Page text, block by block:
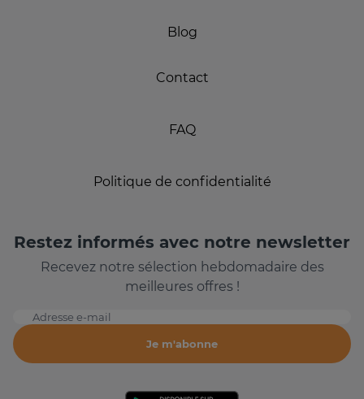
Blog
Contact
FAQ
Politique de confidentialité
Restez informés avec notre newsletter
Recevez notre sélection hebdomadaire des
meilleures offres !
Adresse e-mail
Je m'abonne